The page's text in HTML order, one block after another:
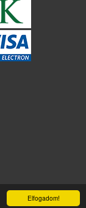
Elfogadom!